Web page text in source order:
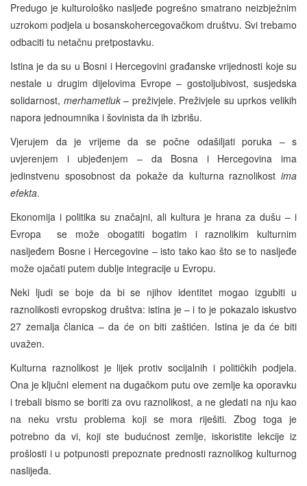
Predugo je kulturološko nasljeđe pogrešno smatrano neizbježnim
uzrokom podjela u bosanskohercegovačkom društvu. Svi trebamo
odbaciti tu netačnu pretpostavku.
Istina je da su u Bosni i Hercegovini građanske vrijednosti koje su
nestale u drugim dijelovima Evrope – gostoljubivost, susjedska
solidarnost, merhametluk– preživjele. Preživjele su uprkos velikih
napora jednoumnika i šovinista da ih izbrišu.
Vjerujem da je vrijeme da se počne odašiljati poruka – s
uvjerenjem i ubjeđenjem – da Bosna i Hercegovina ima
jedinstvenu sposobnost da pokaže da kulturna raznolikost ima
efekta.
Ekonomija i politika su značajni, ali kultura je hrana za dušu – i
Evropa se može obogatiti bogatim i raznolikim kulturnim
nasljeđem Bosne i Hercegovine – isto tako kao što se to nasljeđe
može ojačati putem dublje integracije u Evropu.
Neki ljudi se boje da bi se njihov identitet mogao izgubiti u
raznolikosti evropskog društva: istina je – i to je pokazalo iskustvo
27 zemalja članica – da će on biti zaštićen. Istina je da će biti
uvažen.
Kulturna raznolikost je lijek protiv socijalnih i političkih podjela.
Ona je ključni element na dugačkom putu ove zemlje ka oporavku
i trebali bismo se boriti za ovu raznolikost, a ne gledati na nju kao
na neku vrstu problema koji se mora riješiti. Zbog toga je
potrebno da vi, koji ste budućnost zemlje, iskoristite lekcije iz
prošlosti i u potpunosti prepoznate prednosti raznolikog kulturnog
naslijeđa.